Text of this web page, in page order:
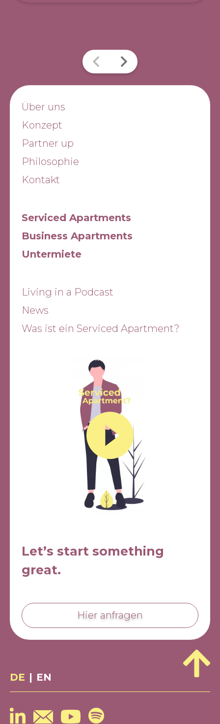
Über uns
Konzept
Partner up
Philosophie
Kontakt
Serviced Apartments
Business Apartments
Untermiete
Living in a Podcast
News
Was ist ein Serviced Apartment?
Let’s start something
great.
Hier anfragen
DE | EN